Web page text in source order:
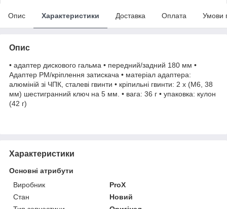
Опис Характеристики Доставка Оплата Умови
Опис
• адаптер дискового гальма • передний/задний 180 мм •
Адаптер PM/кріплення затискача • матеріал адаптера:
алюміній зі ЧПК, сталеві гвинти • кріпильні гвинти: 2 x (M6, 38
мм) шестигранний ключ на 5 мм. • вага: 36 г • упаковка: кулон
(42 г)
Характеристики
Основні атрибути
Виробник
ProX
Стан
Новий